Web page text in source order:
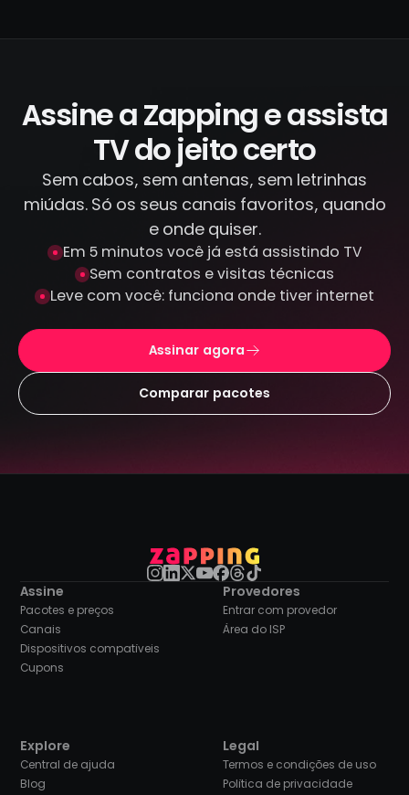
os canais que transmitimos, diferente de
canais criptografados e protegidos: não
armazenamos seus dados de pagamento.
Assine a Zapping e assista
TV do jeito certo
Sem cabos, sem antenas, sem letrinhas
miúdas. Só os seus canais favoritos, quando
e onde quiser.
Em 5 minutos você já está assistindo TV
Sem contratos e visitas técnicas
Leve com você: funciona onde tiver internet
Assinar agora
Comparar pacotes
Assine
Pacotes e preços
Canais
Dispositivos compatíveis
Cupons
Provedores
Entrar com provedor
Área do ISP
Explore
Central de ajuda
Blog
Legal
Termos e condições de uso
Política de privacidade